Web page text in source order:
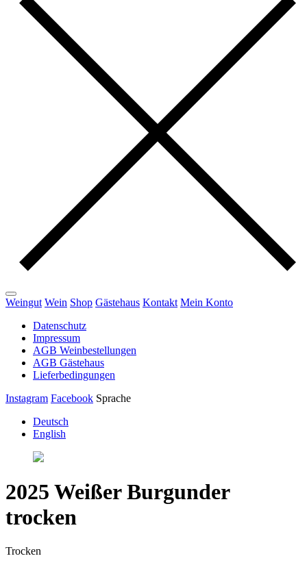
Weingut Wein Shop Gästehaus Kontakt Mein Konto
Datenschutz
Impressum
AGB Weinbestellungen
AGB Gästehaus
Lieferbedingungen
Instagram Facebook Sprache
Deutsch
English
2025 Weißer Burgunder
trocken
Trocken